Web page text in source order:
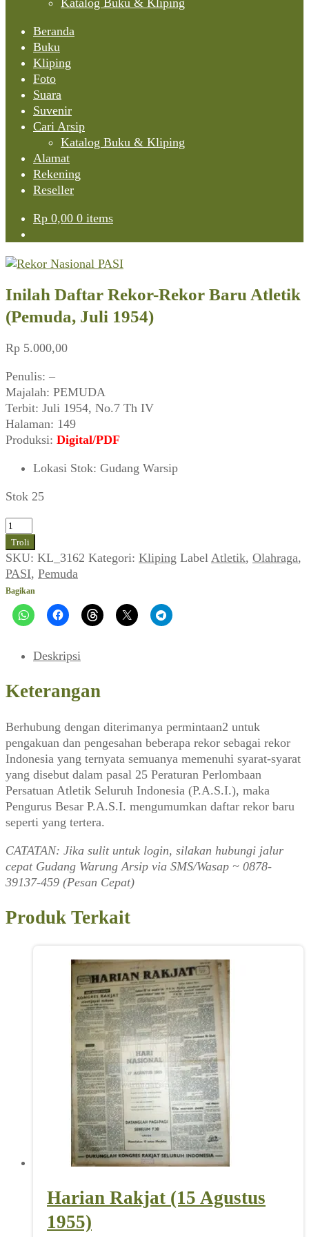
Katalog Buku & Kliping
Beranda
Buku
Kliping
Foto
Suara
Suvenir
Cari Arsip
Katalog Buku & Kliping
Alamat
Rekening
Reseller
Rp 0,00 0 items
Inilah Daftar Rekor-Rekor Baru Atletik
(Pemuda, Juli 1954)
Rp 5.000,00
Penulis: –
Majalah: PEMUDA
Terbit: Juli 1954, No.7 Th IV
Halaman: 149
Produksi: Digital/PDF
Lokasi Stok: Gudang Warsip
Stok 25
Kuantitas
Inilah
Daftar
Rekor-
Rekor
Baru
Atletik
Troli
SKU: KL_3162 Kategori: Kliping Label Atletik, Olahraga,
PASI, Pemuda
Bagikan
Deskripsi
Keterangan
Berhubung dengan diterimanya permintaan2 untuk
pengakuan dan pengesahan beberapa rekor sebagai rekor
Indonesia yang ternyata semuanya memenuhi syarat-syarat
yang disebut dalam pasal 25 Peraturan Perlombaan
Persatuan Atletik Seluruh Indonesia (P.A.S.I.), maka
Pengurus Besar P.A.S.I. mengumumkan daftar rekor baru
seperti yang tertera.
CATATAN: Jika sulit untuk login, silakan hubungi jalur
cepat Gudang Warung Arsip via SMS/Wasap ~ 0878-
39137-459 (Pesan Cepat)
Produk Terkait
Harian Rakjat (15 Agustus
1955)